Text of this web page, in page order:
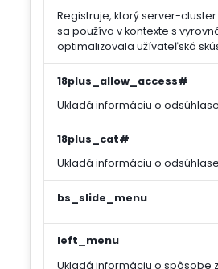
Registruje, ktorý server-
sa používa v kontexte s
optimalizovala užívateľská
18plus_allow_access#
Ukladá informáciu o
18plus_cat#
Ukladá informáciu o
bs_slide_menu
left_menu
Ukladá informáciu o spôsobe